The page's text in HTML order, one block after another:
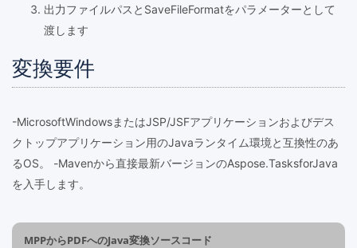
出力ファイルパスとSaveFileFormatをパラメーターとして
渡します
変換要件
-MicrosoftWindowsまたはJSP/JSFアプリケーションおよびデス
クトップアプリケーション用のJavaランタイム環境と互換性のあ
るOS。 -Mavenから直接最新バージョンのAspose.TasksforJava
を入手します。
MPPからPDFへのJava変換ソースコード